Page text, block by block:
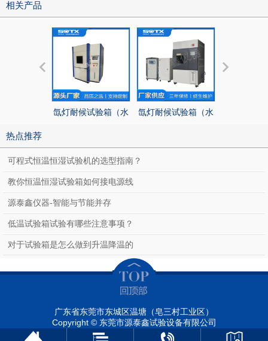
相关产品
氙灯耐候试验箱（水 氙灯耐候试验箱（水
热点推荐
可程式恒温恒湿试验机的选型指南？
教你恒温恒湿试验箱如何接电源线
源泰鑫仪器-智能与节能并存
低温试验箱试验有哪些注意事项？
对于试验箱是怎么做到升温降温的
广东省东莞市东城区温塘（皂三村工业区）
Copyright © 东莞市源泰鑫试验设备有限公司